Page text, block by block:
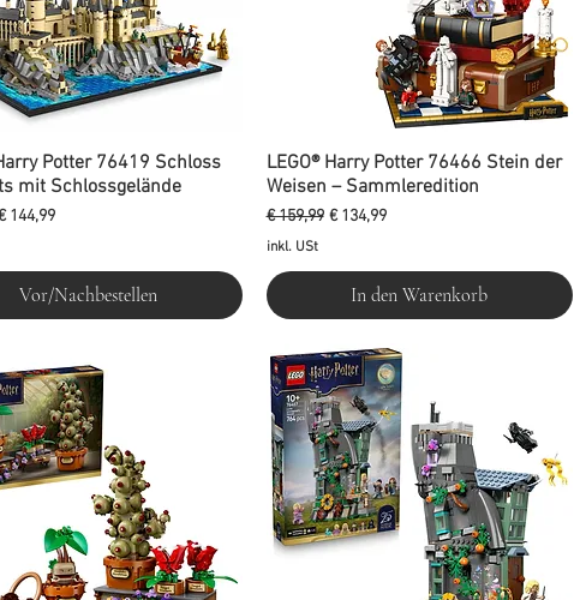
Potter 76419 Schloss
mit Schlossgelände
Preis
144,99
Vor/Nachbestellen
LEGO® Harry Potter 76466 Stein der
Weisen – Sammleredition
Standardpreis
€ 159,99 Sale-Preis
€ 134,99
inkl. USt
In den Warenkorb